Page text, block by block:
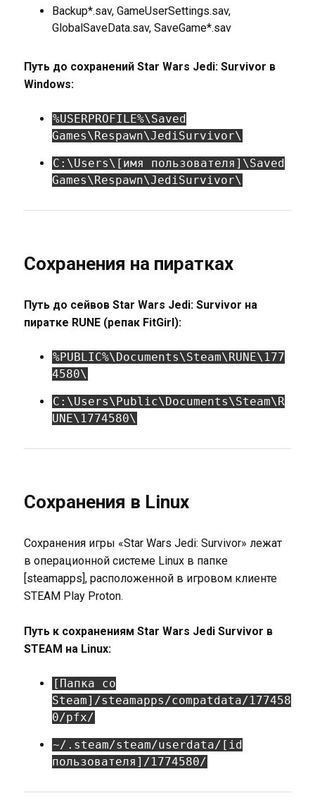
Backup*.sav, GameUserSettings.sav,
GlobalSaveData.sav, SaveGame*.sav
Путь до сохранений Star Wars Jedi: Survivor в
Windows:
%USERPROFILE%\Saved
Games\Respawn\JediSurvivor\
C:\Users\[имя пользователя]\Saved
Games\Respawn\JediSurvivor\
Сохранения на пиратках
Путь до сейвов Star Wars Jedi: Survivor на
пиратке RUNE (репак FitGirl):
%PUBLIC%\Documents\Steam\RUNE\177
4580\
C:\Users\Public\Documents\Steam\R
UNE\1774580\
Сохранения в Linux
Сохранения игры «Star Wars Jedi: Survivor» лежат
в операционной системе Linux в папке
[steamapps], расположенной в игровом клиенте
STEAM Play Proton.
Путь к сохранениям Star Wars Jedi Survivor в
STEAM на Linux:
[Папка со
Steam]/steamapps/compatdata/177458
0/pfx/
~/.steam/steam/userdata/[id
пользователя]/1774580/